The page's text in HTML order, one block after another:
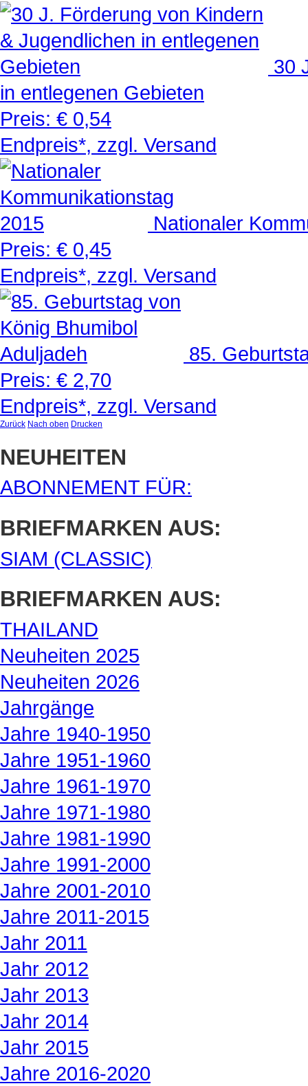
30
in entlegenen Gebieten
Preis: € 0,54
Endpreis*, zzgl. Versand
Nationaler
Preis: € 0,45
Endpreis*, zzgl. Versand
85.
Preis: € 2,70
Endpreis*, zzgl. Versand
Zurück Nach oben Drucken
NEUHEITEN
ABONNEMENT FÜR:
BRIEFMARKEN AUS:
SIAM (CLASSIC)
BRIEFMARKEN AUS:
THAILAND
Neuheiten 2025
Neuheiten 2026
Jahrgänge
Jahre 1940-1950
Jahre 1951-1960
Jahre 1961-1970
Jahre 1971-1980
Jahre 1981-1990
Jahre 1991-2000
Jahre 2001-2010
Jahre 2011-2015
Jahr 2011
Jahr 2012
Jahr 2013
Jahr 2014
Jahr 2015
Jahre 2016-2020